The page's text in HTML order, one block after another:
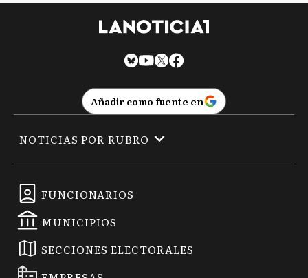
Añadir como fuente en
FUNCIONARIOS
MUNICIPIOS
SECCIONES ELECTORALES
NOTICIAS POR RUBRO